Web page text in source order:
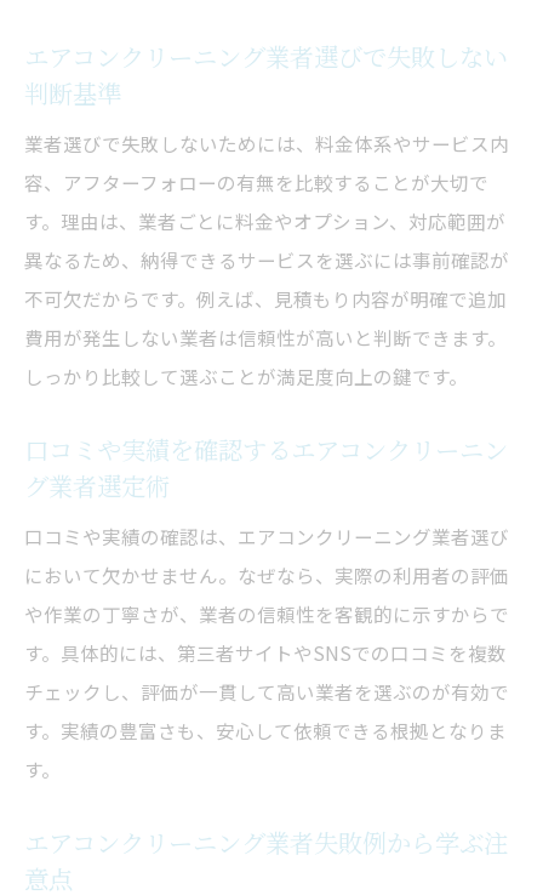
エアコンクリーニング業者選びで失敗しない
判断基準
業者選びで失敗しないためには、料金体系やサービス内
容、アフターフォローの有無を比較することが大切で
す。理由は、業者ごとに料金やオプション、対応範囲が
異なるため、納得できるサービスを選ぶには事前確認が
不可欠だからです。例えば、見積もり内容が明確で追加
費用が発生しない業者は信頼性が高いと判断できます。
しっかり比較して選ぶことが満足度向上の鍵です。
口コミや実績を確認するエアコンクリーニン
グ業者選定術
口コミや実績の確認は、エアコンクリーニング業者選び
において欠かせません。なぜなら、実際の利用者の評価
や作業の丁寧さが、業者の信頼性を客観的に示すからで
す。具体的には、第三者サイトやSNSでの口コミを複数
チェックし、評価が一貫して高い業者を選ぶのが有効で
す。実績の豊富さも、安心して依頼できる根拠となりま
す。
エアコンクリーニング業者失敗例から学ぶ注
意点